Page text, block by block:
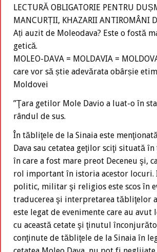
LECTURĂ OBLIGATORIE PENTRU
MANCURȚII, KHAZARII ANTIROMÂNI
Ați auzit de Moleodava? Este o fostă
getică.
MOLEO-DAVA = MOLDAVIA =
care vor să știe adevărata obârșie
Moldovei
”Ţara getilor Mole Davio a luat-o în
rândul de sus.
În tăbliţele de la Sinaia este
Dava sau cetatea geţilor sciţi situată în
în care a fost mare preot Deceneu şi,
rol important în istoria acestor locuri.
politic, militar şi religios este scos în
traducerea şi interpretarea tăbliţelor
este legat de evenimente care au
cu această cetate şi ţinutul
conţinute de tăbliţele de la Sinaia în